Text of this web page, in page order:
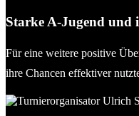
Starke A-Jugend und
Für eine weitere positive
ihre Chancen effektiver